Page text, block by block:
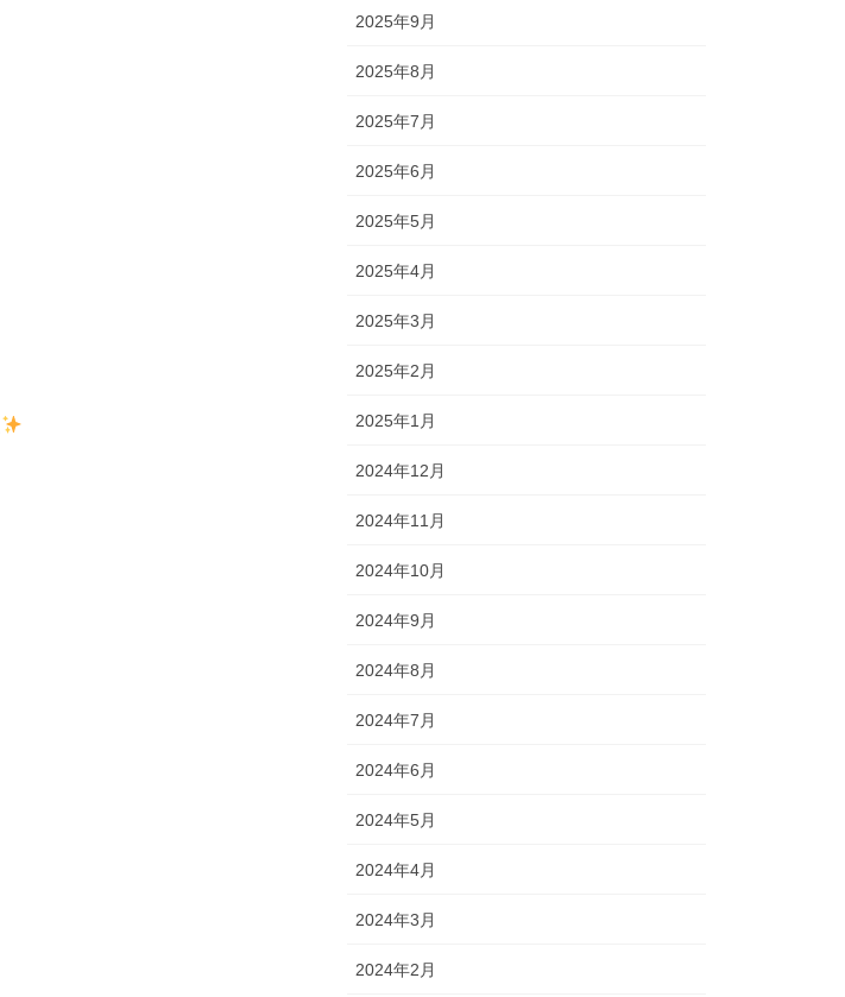
2025年9月
2025年8月
2025年7月
2025年6月
2025年5月
2025年4月
2025年3月
2025年2月
2025年1月
2024年12月
2024年11月
2024年10月
2024年9月
2024年8月
2024年7月
2024年6月
2024年5月
2024年4月
2024年3月
2024年2月